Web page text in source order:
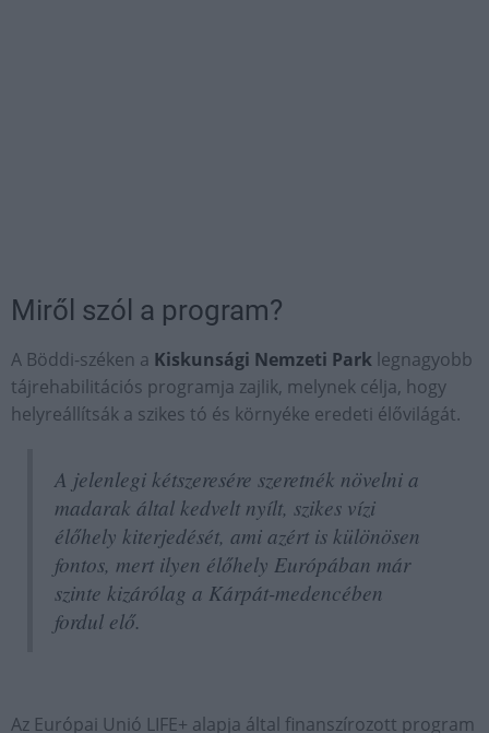
Miről szól a program?
A Böddi-széken a Kiskunsági Nemzeti Park legnagyobb
tájrehabilitációs programja zajlik, melynek célja, hogy
helyreállítsák a szikes tó és környéke eredeti élővilágát.
A jelenlegi kétszeresére szeretnék növelni a
madarak által kedvelt nyílt, szikes vízi
élőhely kiterjedését, ami azért is különösen
fontos, mert ilyen élőhely Európában már
szinte kizárólag a Kárpát-medencében
fordul elő.
Az Európai Unió LIFE+ alapja által finanszírozott program